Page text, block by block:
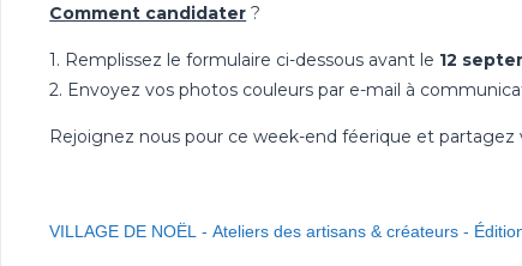
Comment candidater ?
1. Remplissez le formulaire ci-dessous avant le 12
2. Envoyez vos photos couleurs par e-mail à
Rejoignez nous pour ce week-end féerique et partagez
|VILLAGE DE NOËL - Ateliers des artisans & créateurs -